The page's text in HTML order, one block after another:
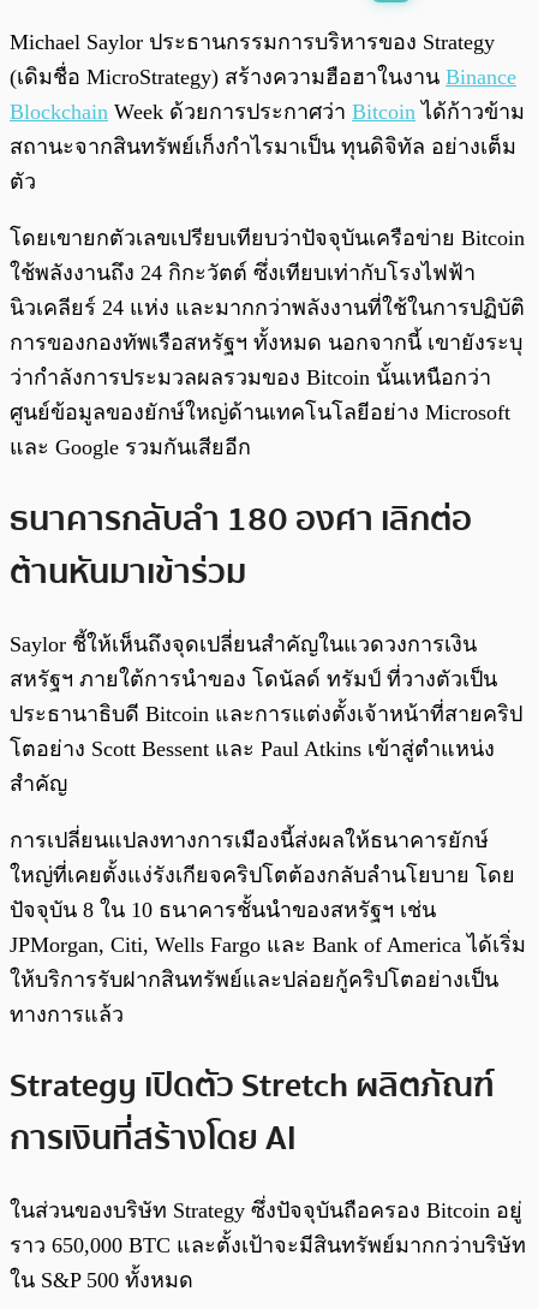
Michael Saylor ประธานกรรมการบริหารของ Strategy
(เดิมชื่อ MicroStrategy) สร้างความฮือฮาในงาน Binance
Blockchain Week ด้วยการประกาศว่า Bitcoin ได้ก้าวข้าม
สถานะจากสินทรัพย์เก็งกำไรมาเป็น ทุนดิจิทัล อย่างเต็ม
ตัว
โดยเขายกตัวเลขเปรียบเทียบว่าปัจจุบันเครือข่าย Bitcoin
ใช้พลังงานถึง 24 กิกะวัตต์ ซึ่งเทียบเท่ากับโรงไฟฟ้า
นิวเคลียร์ 24 แห่ง และมากกว่าพลังงานที่ใช้ในการปฏิบัติ
การของกองทัพเรือสหรัฐฯ ทั้งหมด นอกจากนี้ เขายังระบุ
ว่ากำลังการประมวลผลรวมของ Bitcoin นั้นเหนือกว่า
ศูนย์ข้อมูลของยักษ์ใหญ่ด้านเทคโนโลยีอย่าง Microsoft
และ Google รวมกันเสียอีก
ธนาคารกลับลำ 180 องศา เลิกต่อ
ต้านหันมาเข้าร่วม
Saylor ชี้ให้เห็นถึงจุดเปลี่ยนสำคัญในแวดวงการเงิน
สหรัฐฯ ภายใต้การนำของ โดนัลด์ ทรัมป์ ที่วางตัวเป็น
ประธานาธิบดี Bitcoin และการแต่งตั้งเจ้าหน้าที่สายคริป
โตอย่าง Scott Bessent และ Paul Atkins เข้าสู่ตำแหน่ง
สำคัญ
การเปลี่ยนแปลงทางการเมืองนี้ส่งผลให้ธนาคารยักษ์
ใหญ่ที่เคยตั้งแง่รังเกียจคริปโตต้องกลับลำนโยบาย โดย
ปัจจุบัน 8 ใน 10 ธนาคารชั้นนำของสหรัฐฯ เช่น
JPMorgan, Citi, Wells Fargo และ Bank of America ได้เริ่ม
ให้บริการรับฝากสินทรัพย์และปล่อยกู้คริปโตอย่างเป็น
ทางการแล้ว
Strategy เปิดตัว Stretch ผลิตภัณฑ์
การเงินที่สร้างโดย AI
ในส่วนของบริษัท Strategy ซึ่งปัจจุบันถือครอง Bitcoin อยู่
ราว 650,000 BTC และตั้งเป้าจะมีสินทรัพย์มากกว่าบริษัท
ใน S&P 500 ทั้งหมด